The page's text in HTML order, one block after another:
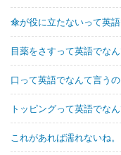
傘が役に立たないって英
目薬をさすって英語でな
口って英語でなんて言うの
トッピングって英語でな
これがあれば濡れないね